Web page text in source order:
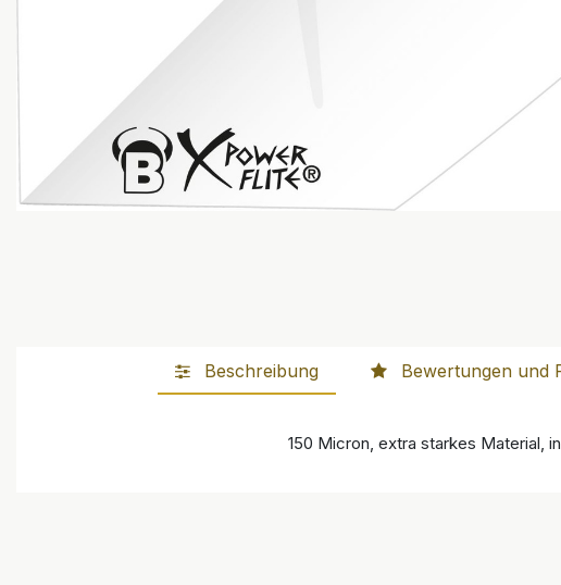
Beschreibung Bewertungen und
150 Micron, extra starkes Material,